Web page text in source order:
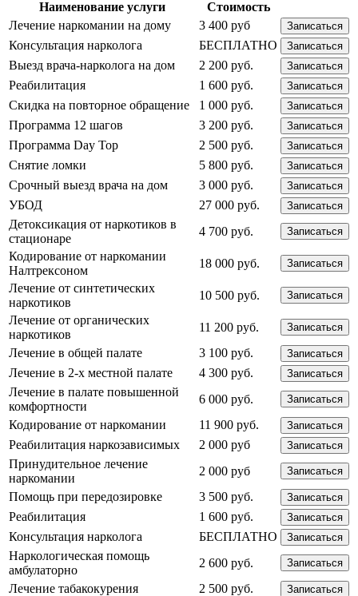
Наименование услуги
Стоимость
Лечение наркомании на дому
3 400 руб Записаться
Консультация нарколога БЕСПЛАТНО Записаться
Выезд врача-нарколога на дом 2 200 руб. Записаться
Реабилитация 1 600 руб. Записаться
Скидка на повторное обращение 1 000 руб. Записаться
Программа 12 шагов 3 200 руб. Записаться
Программа Day Top 2 500 руб. Записаться
Снятие ломки 5 800 руб. Записаться
Срочный выезд врача на дом 3 000 руб. Записаться
УБОД 27 000 руб. Записаться
Детоксикация от наркотиков в
стационаре
4 700 руб. Записаться
Кодирование от наркомании
Налтрексоном
18 000 руб. Записаться
Лечение от синтетических
наркотиков
10 500 руб. Записаться
Лечение от органических
наркотиков
11 200 руб. Записаться
Лечение в общей палате 3 100 руб. Записаться
Лечение в 2-х местной палате 4 300 руб. Записаться
Лечение в палате повышенной
комфортности
6 000 руб. Записаться
Кодирование от наркомании 11 900 руб. Записаться
Реабилитация наркозависимых 2 000 руб Записаться
Принудительное лечение
наркомании
2 000 руб Записаться
Помощь при передозировке 3 500 руб. Записаться
Реабилитация 1 600 руб. Записаться
Консультация нарколога БЕСПЛАТНО Записаться
Наркологическая помощь
амбулаторно
2 600 руб. Записаться
Лечение табакокурения 2 500 руб. Записаться